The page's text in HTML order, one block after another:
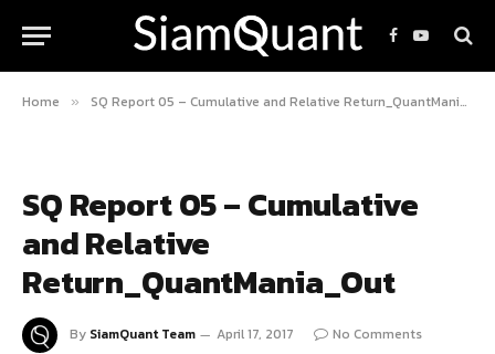
Facebook
YouTube
Home » SQ Report 05 – Cumulative and Relative Return_QuantMania_Out
SQ Report 05 – Cumulative
and Relative
Return_QuantMania_Out
By SiamQuant Team April 17, 2017
No Comments